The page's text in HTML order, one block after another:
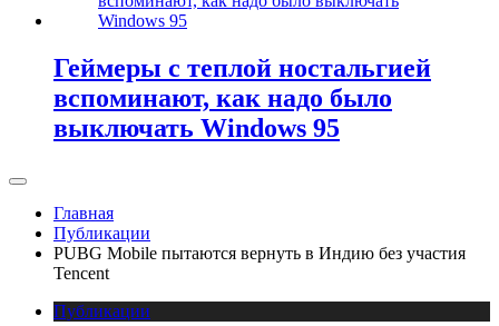
Геймеры с теплой ностальгией
вспоминают, как надо было
выключать Windows 95
Главная
Публикации
PUBG Mobile пытаются вернуть в Индию без участия
Tencent
Публикации